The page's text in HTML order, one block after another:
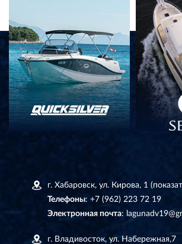
г. Хабаровск, ул. Кирова, 1
Телефоны: +7 (962) 223 72 19
Электронная почта:
г. Владивосток, ул. Набережная,7